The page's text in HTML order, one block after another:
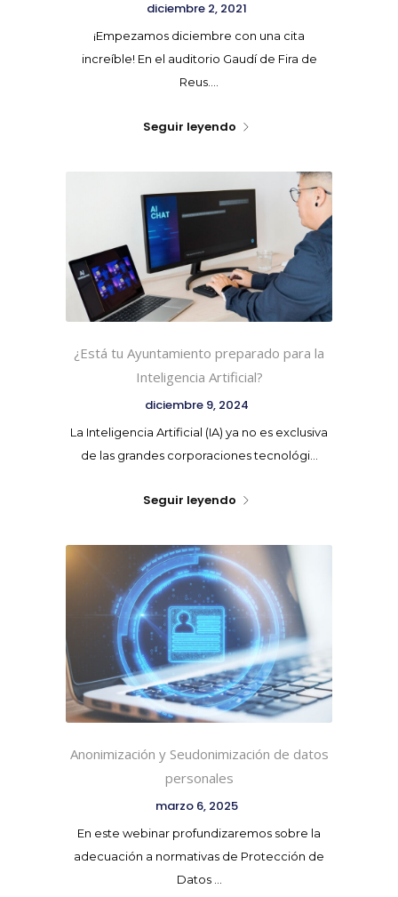
diciembre 2, 2021
¡Empezamos diciembre con una cita
increíble! En el auditorio Gaudí de Fira de
Reus....
Seguir leyendo
¿Está tu Ayuntamiento preparado para la
Inteligencia Artificial?
diciembre 9, 2024
La Inteligencia Artificial (IA) ya no es exclusiva
de las grandes corporaciones tecnológi...
Seguir leyendo
Anonimización y Seudonimización de datos
personales
marzo 6, 2025
En este webinar profundizaremos sobre la
adecuación a normativas de Protección de
Datos ...